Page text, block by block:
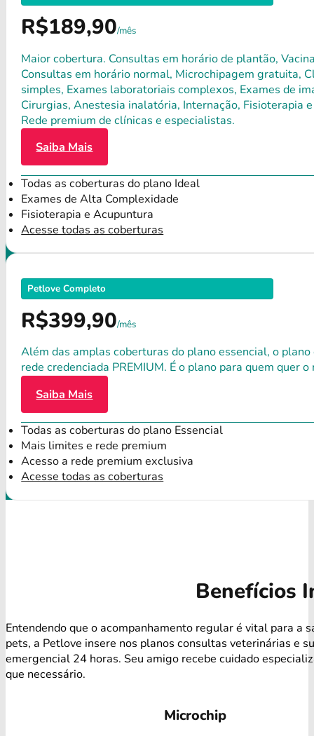
R$189,90/mês
Maior cobertura. Consultas em horário de plantão,
Consultas em horário normal, Microchipagem gratuita,
simples, Exames laboratoriais complexos, Exames de
Cirurgias, Anestesia inalatória, Internação, Fisioterapia
Rede premium de clínicas e especialistas.
Saiba Mais
Todas as coberturas do plano Ideal
Exames de Alta Complexidade
Fisioterapia e Acupuntura
Acesse todas as coberturas
Petlove Completo
R$399,90/mês
Além das amplas coberturas do plano essencial, o
rede credenciada PREMIUM. É o plano para quem quer
Saiba Mais
Todas as coberturas do plano Essencial
Mais limites e rede premium
Acesso a rede premium exclusiva
Acesse todas as coberturas
Benefícios
Entendendo que o acompanhamento regular é vital para a
pets, a Petlove insere nos planos consultas veterinárias e
emergencial 24 horas. Seu amigo recebe cuidado
que necessário.
Microchip